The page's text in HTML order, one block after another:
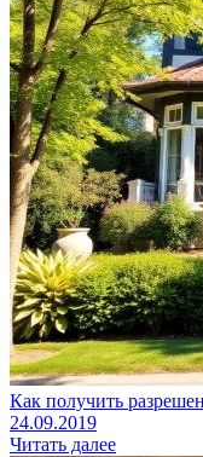
Как получить
24.09.2019
Читать далее